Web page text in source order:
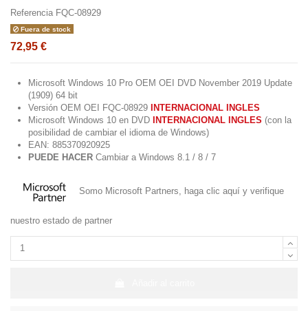
Referencia FQC-08929
Fuera de stock
72,95 €
Microsoft Windows 10 Pro OEM OEI DVD November 2019 Update
(1909) 64 bit
Versión OEM OEI FQC-08929
INTERNACIONAL INGLES
Microsoft Windows 10 en DVD
INTERNACIONAL INGLES (con la
posibilidad de cambiar el idioma de Windows)
EAN: 885370920925
PUEDE HACER Cambiar a Windows 8.1 / 8 / 7
Somo Microsoft Partners, haga clic aquí y verifique
nuestro estado de partner